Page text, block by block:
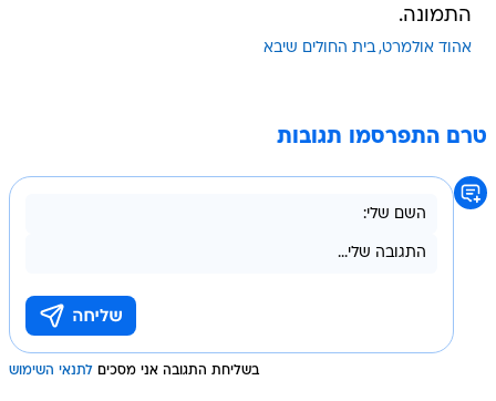
התמונה.
אהוד אולמרט בית החולים שיבא
טרם התפרסמו תגובות
בשליחת התגובה אני מסכים לתנאי השימוש